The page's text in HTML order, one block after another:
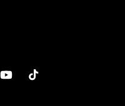
YouTubeTikTok